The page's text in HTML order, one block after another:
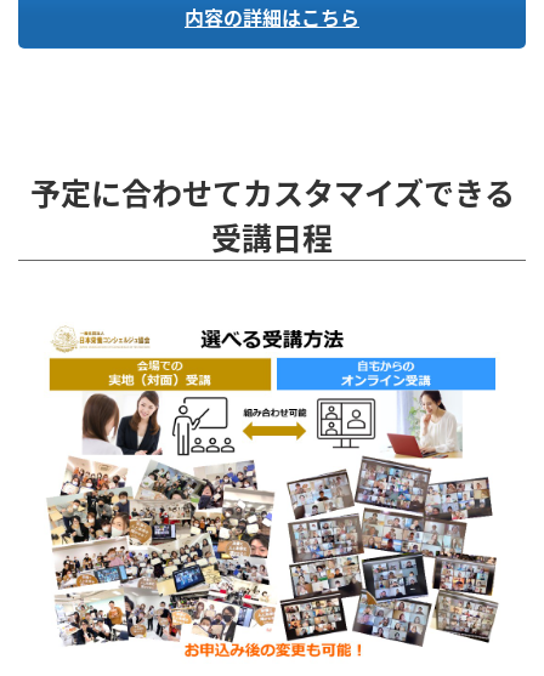
内容の詳細はこちら
予定に合わせてカスタマイズできる
受講日程